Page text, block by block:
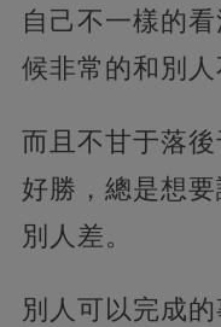
自己不一樣的
候非常的和別人
而且不甘于落
好勝，總是想
別人差。
別人可以完成的